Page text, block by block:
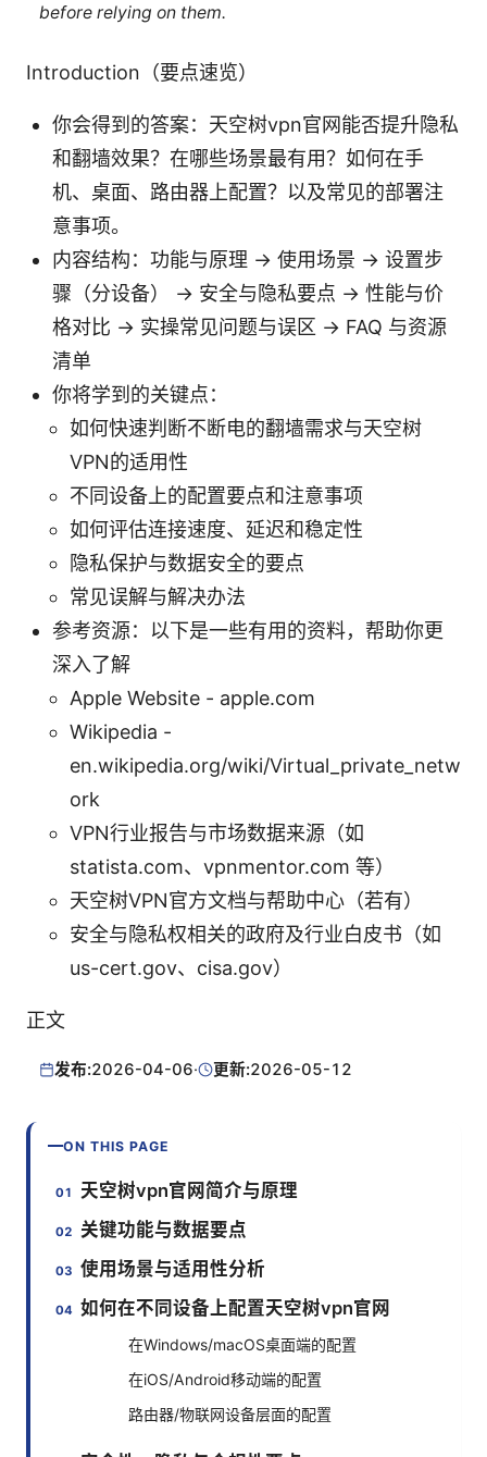
before relying on them.
Introduction（要点速览）
你会得到的答案：天空树vpn官网能否提升隐私
和翻墙效果？在哪些场景最有用？如何在手
机、桌面、路由器上配置？以及常见的部署注
意事项。
内容结构：功能与原理 → 使用场景 → 设置步
骤（分设备） → 安全与隐私要点 → 性能与价
格对比 → 实操常见问题与误区 → FAQ 与资源
清单
你将学到的关键点：
如何快速判断不断电的翻墙需求与天空树
VPN的适用性
不同设备上的配置要点和注意事项
如何评估连接速度、延迟和稳定性
隐私保护与数据安全的要点
常见误解与解决办法
参考资源：以下是一些有用的资料，帮助你更
深入了解
Apple Website - apple.com
Wikipedia -
en.wikipedia.org/wiki/Virtual_private_netw
ork
VPN行业报告与市场数据来源（如
statista.com、vpnmentor.com 等）
天空树VPN官方文档与帮助中心（若有）
安全与隐私权相关的政府及行业白皮书（如
us-cert.gov、cisa.gov）
正文
发布:2026-04-06· 更新:2026-05-12
ON THIS PAGE
天空树vpn官网简介与原理
关键功能与数据要点
使用场景与适用性分析
如何在不同设备上配置天空树vpn官网
在Windows/macOS桌面端的配置
在iOS/Android移动端的配置
路由器/物联网设备层面的配置